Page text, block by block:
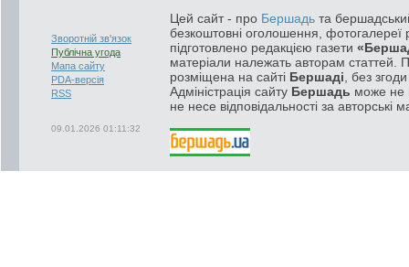
Зворотній зв'язок
Публічна угода
Мапа сайту
PDA-версія
RSS
09.01.2026 01:11:32
Цей сайт - про Бершадь та
безкоштовні оголошення, фотогалереї
підготовлено редакцією газети
матеріали належать авторам статтей.
розміщена на сайті Бершаді , без
Адміністрація сайту Бершадь може не
не несе відповідальності за авторські